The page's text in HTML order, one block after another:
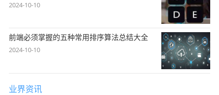
2024-10-10
前端必须掌握的五种常用排序算法总结大全
2024-10-10
业界资讯